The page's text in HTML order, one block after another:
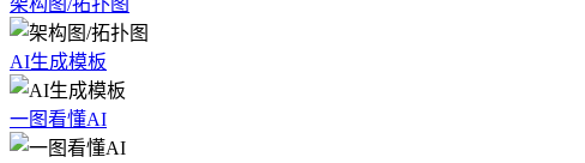
架构图/拓扑图
AI生成模板
一图看懂AI